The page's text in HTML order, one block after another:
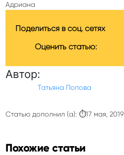
Адриана
Поделиться в соц. сетях
Оценить статью:
Автор:
Татьяна Попова
Статью дополнил (а): ⏱17 мая, 2019
Похожие статьи